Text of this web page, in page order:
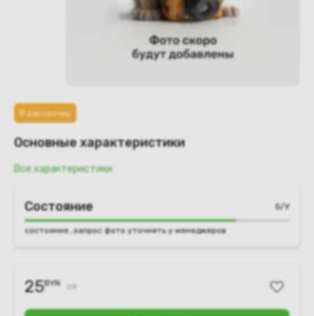
В рассрочку
Основные характеристики
Все характеристики
Состояние Б/У
состояние ,запрос фото уточнять у менеджеров
25BYN 28